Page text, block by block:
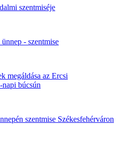
szentmiséje
- szentmise
megáldása az Ercsi
búcsún
szentmise Székesfehérváron